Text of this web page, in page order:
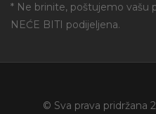
* Ne brinite, poštujemo vašu
NEĆE BITI podijeljena.
© Sva prava pridržana